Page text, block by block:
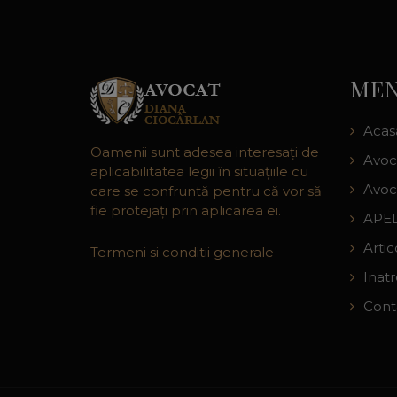
Oamenii sunt adesea interesaţi de
aplicabilitatea legii în situaţiile cu
care se confruntă pentru că vor să
fie protejaţi prin aplicarea ei.
Termeni si conditii generale